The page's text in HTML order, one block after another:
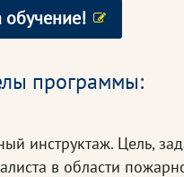
обучение!
программы:
инструктаж. Цель,
в области